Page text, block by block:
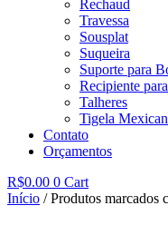
Rechaud
Travessa
Sousplat
Suqueira
Suporte para
Recipiente
Talheres
Tigela
Contato
Orçamentos
R$0.00 0 Cart
Início / Produtos marcados